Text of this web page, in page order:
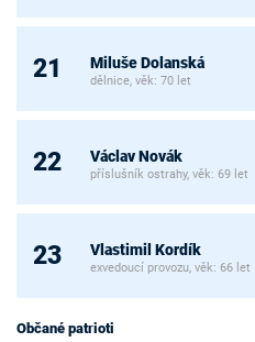
21 Miluše Dolanská
dělnice, věk: 70 let
22 Václav Novák
příslušník ostrahy, věk: 69 let
23 Vlastimil Kordík
exvedoucí provozu, věk: 66 let
Občané patrioti